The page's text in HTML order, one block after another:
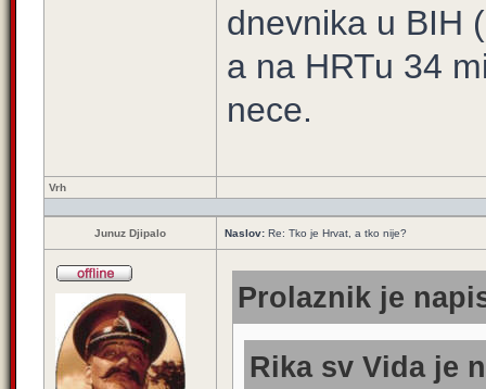
dnevnika u BIH
a na HRTu 34
nece.
Vrh
Junuz Djipalo Naslov: Re: Tko je Hrvat, a tko nije?
Prolaznik je
Rika sv Vida je